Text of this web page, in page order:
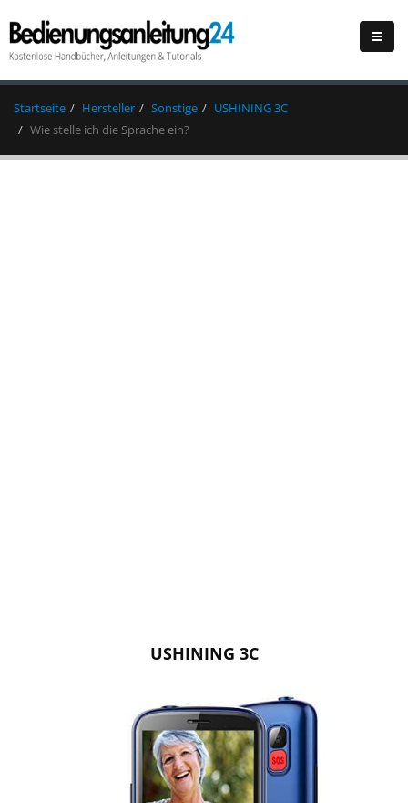
Startseite Hersteller Sonstige
USHINING 3C
Wie stelle ich die Sprache ein?
USHINING 3C